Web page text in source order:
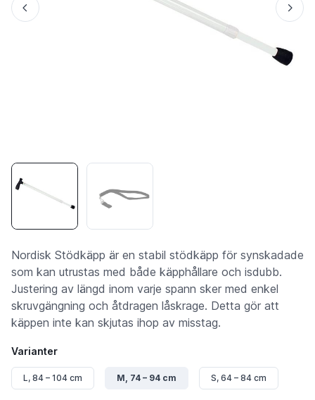
Nordisk Stödkäpp är en stabil stödkäpp för synskadade
som kan utrustas med både käpphållare och isdubb.
Justering av längd inom varje spann sker med enkel
skruvgängning och åtdragen låskrage. Detta gör att
käppen inte kan skjutas ihop av misstag.
Varianter
L, 84 – 104 cm M, 74 – 94 cm S, 64 – 84 cm